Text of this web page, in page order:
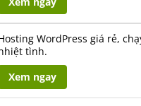
WordPress giá rẻ,
tình.
Xem ngay